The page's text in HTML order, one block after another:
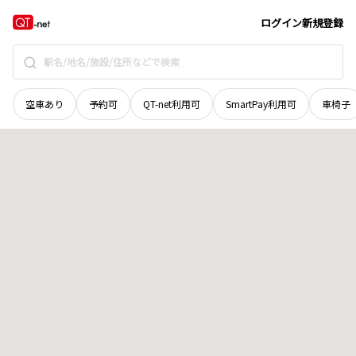
ログイン新規登録
空車あり 予約可 QT-net利用可 SmartPay利用可 車椅子
北海道